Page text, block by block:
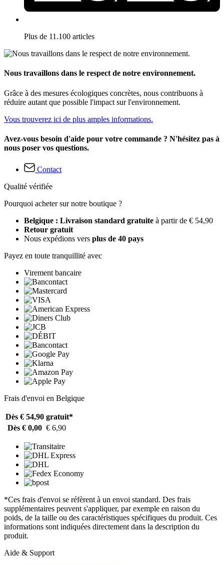
Plus de 11.100 articles
Nous travaillons dans le respect de notre environnement.
Grâce à des mesures écologiques concrètes, nous contribuons à
réduire autant que possible l'impact sur l'environnement.
Vous trouverez ici de plus amples informations.
Avez-vous besoin d'aide pour votre commande ? N'hésitez pas à
nous poser vos questions.
Contact
Qualité vérifiée
Pourquoi acheter sur notre boutique ?
Belgique : Livraison standard gratuite à partir de € 54,90
Retour gratuit
Nous expédions vers plus de 40 pays
Payez en toute tranquillité avec
Virement bancaire
Frais d'envoi en Belgique
Dès € 54,90 gratuit*
Dès € 0,00 € 6,90
*Ces frais d'envoi se réfèrent à un envoi standard. Des frais
supplémentaires peuvent s'appliquer, par exemple en raison du
poids, de la taille ou des caractéristiques spécifiques du produit. Ces
informations sont indiquées directement dans la description du
produit.
Aide & Support